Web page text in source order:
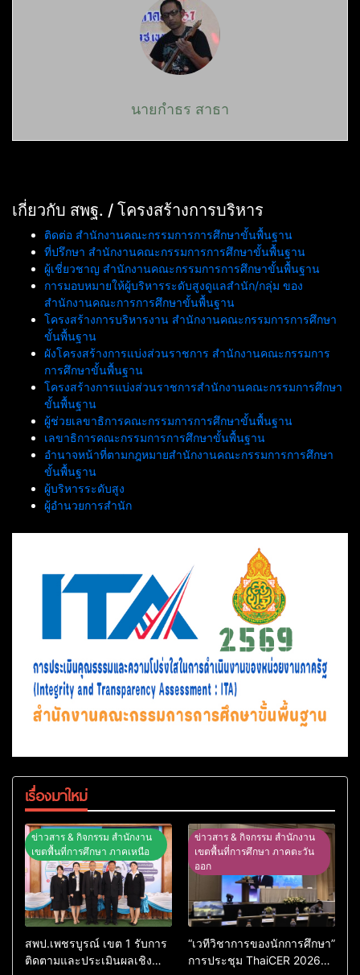
นายกำธร สาธา
เกี่ยวกับ สพฐ. / โครงสร้างการบริหาร
ติดต่อ สำนักงานคณะกรรมการการศึกษาขั้นพื้นฐาน
ที่ปรึกษา สำนักงานคณะกรรมการการศึกษาขั้นพื้นฐาน
ผู้เชี่ยวชาญ สำนักงานคณะกรรมการการศึกษาขั้นพื้นฐาน
การมอบหมายให้ผู้บริหารระดับสูงดูแลสำนัก/กลุ่ม ของ
สำนักงานคณะการการศึกษาขั้นพื้นฐาน
โครงสร้างการบริหารงาน สำนักงานคณะกรรมการการศึกษา
ขั้นพื้นฐาน
ผังโครงสร้างการแบ่งส่วนราชการ สำนักงานคณะกรรมการ
การศึกษาขั้นพื้นฐาน
โครงสร้างการแบ่งส่วนราชการสำนักงานคณะกรรมการศึกษา
ขั้นพื้นฐาน
ผู้ช่วยเลขาธิการคณะกรรมการการศึกษาขั้นพื้นฐาน
เลขาธิการคณะกรรมการการศึกษาขั้นพื้นฐาน
อำนาจหน้าที่ตามกฎหมายสำนักงานคณะกรรมการการศึกษา
ขั้นพื้นฐาน
ผู้บริหารระดับสูง
ผู้อำนวยการสำนัก
เรื่องมาใหม่
ข่าวสาร & กิจกรรม สำนักงาน
เขตพื้นที่การศึกษา ภาคเหนือ
สพป.เพชรบูรณ์ เขต 1 รับการ
ติดตามและประเมินผลเชิง
ข่าวสาร & กิจกรรม สำนักงาน
เขตพื้นที่การศึกษา ภาคตะวัน
ออก
“เวทีวิชาการของนักการศึกษา”
การประชุม ThaiCER 2026